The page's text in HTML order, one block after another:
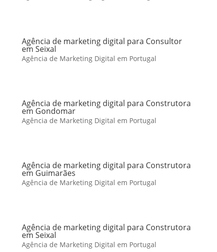
Agência de marketing digital para Consultor
em Seixal
Agência de Marketing Digital em Portugal
Agência de marketing digital para Construtora
em Gondomar
Agência de Marketing Digital em Portugal
Agência de marketing digital para Construtora
em Guimarães
Agência de Marketing Digital em Portugal
Agência de marketing digital para Construtora
em Seixal
Agência de Marketing Digital em Portugal